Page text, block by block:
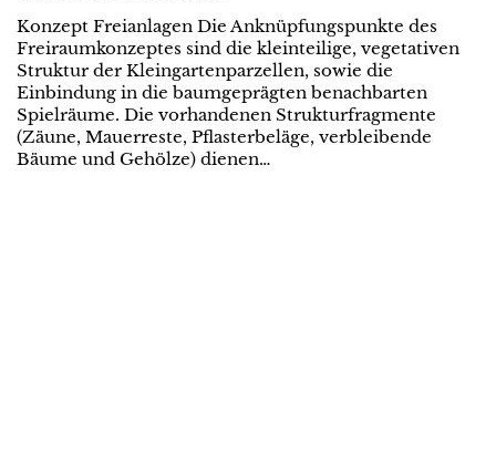
Konzept Freianlagen Die Anknüpfungspunkte des
Freiraumkonzeptes sind die kleinteilige, vegetativen
Struktur der Kleingartenparzellen, sowie die
Einbindung in die baumgeprägten benachbarten
Spielräume. Die vorhandenen Strukturfragmente
(Zäune, Mauerreste, Pflasterbeläge, verbleibende
Bäume und Gehölze) dienen…